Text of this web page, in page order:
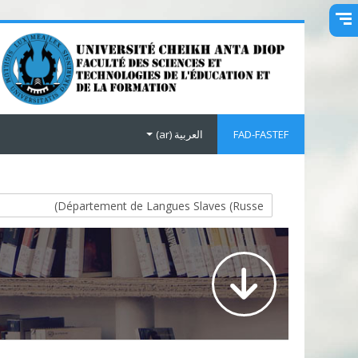
تخطى إلى المحتوى الرئيسي
FAD-FASTEF العربية ‎(ar)‎
تصنيفات المقررات